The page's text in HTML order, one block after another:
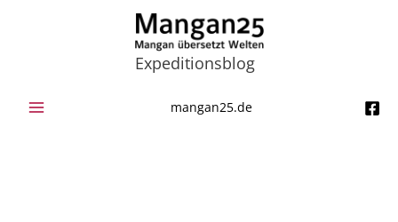
Expeditionsblog
mangan25.de